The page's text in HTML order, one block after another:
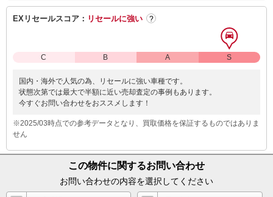
EXリセールスコア： リセールに強い ?
C B A S
国内・海外で人気の為、リセールに強い車種です。
状態次第では最大で半額に近い売却査定の事例もあります。
今すぐお問い合わせをおススメします！
※2025/03時点での参考データとなり、買取価格を保証するものではありま
せん
この物件に関するお問い合わせ
お問い合わせの内容を選択してください